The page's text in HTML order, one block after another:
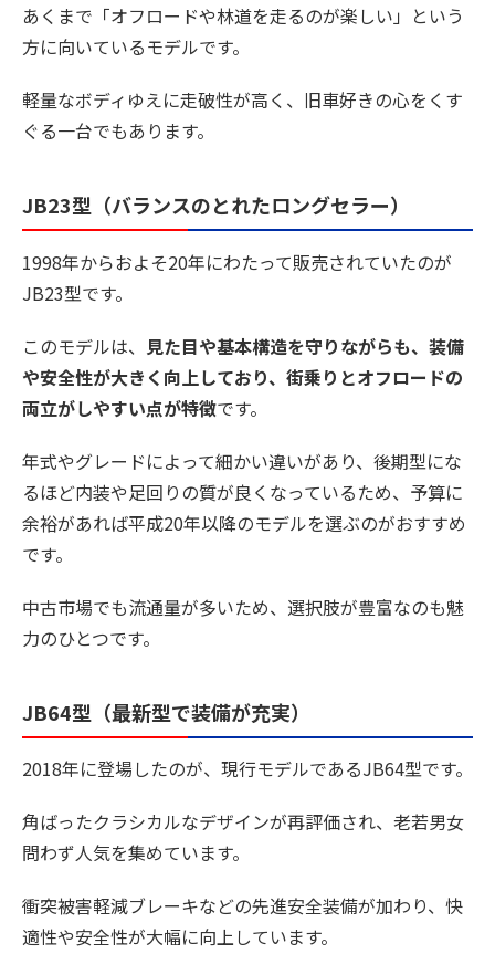
あくまで「オフロードや林道を走るのが楽しい」という
方に向いているモデルです。
軽量なボディゆえに走破性が高く、旧車好きの心をくす
ぐる一台でもあります。
JB23型（バランスのとれたロングセラー）
1998年からおよそ20年にわたって販売されていたのが
JB23型です。
このモデルは、 見た目や基本構造を守りながらも、装備
や安全性が大きく向上しており、街乗りとオフロードの
両立がしやすい点が特徴です。
年式やグレードによって細かい違いがあり、後期型にな
るほど内装や足回りの質が良くなっているため、予算に
余裕があれば平成20年以降のモデルを選ぶのがおすすめ
です。
中古市場でも流通量が多いため、選択肢が豊富なのも魅
力のひとつです。
JB64型（最新型で装備が充実）
2018年に登場したのが、現行モデルであるJB64型です。
角ばったクラシカルなデザインが再評価され、老若男女
問わず人気を集めています。
衝突被害軽減ブレーキなどの先進安全装備が加わり、快
適性や安全性が大幅に向上しています。